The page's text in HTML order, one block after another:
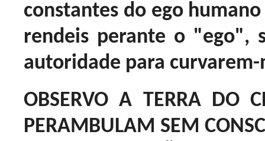
constantes do ego
rendeis perante o "ego",
autoridade para curvarem-
OBSERVO A TERRA DO
PERAMBULAM SEM